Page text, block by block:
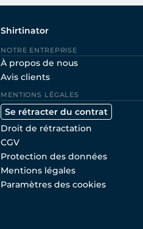
Shirtinator
NOTRE ENTREPRISE
À propos de nous
Avis clients
MENTIONS LÉGALES
Se rétracter du contrat
Droit de rétractation
CGV
Protection des données
Mentions légales
Paramètres des cookies